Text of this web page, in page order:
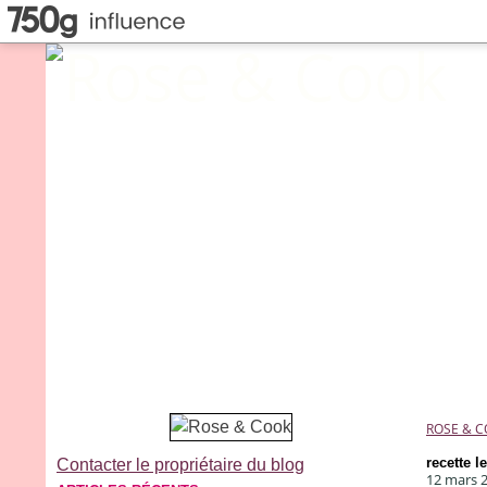
Contacter le propriétaire du blog
ROSE &
recette
12 mars